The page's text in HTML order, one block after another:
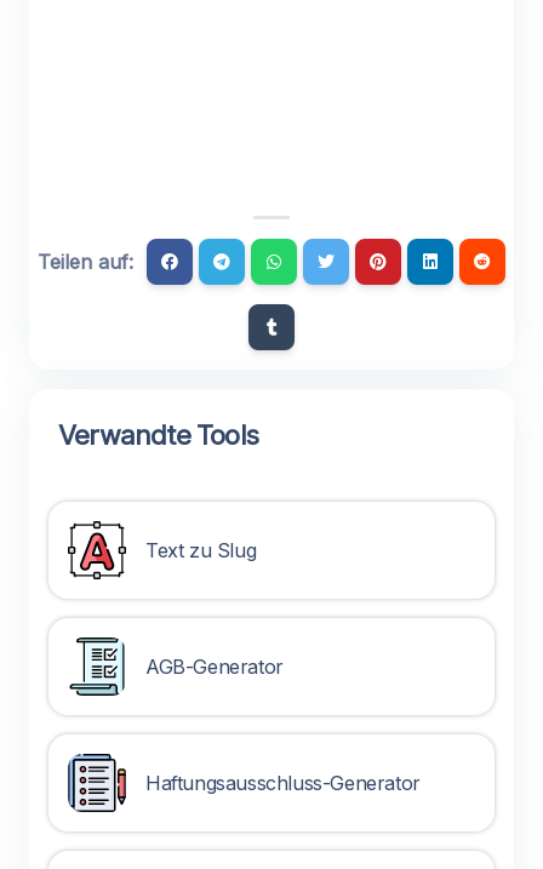
Teilen auf:
Verwandte Tools
Text zu Slug
AGB-Generator
Haftungsausschluss-Generator